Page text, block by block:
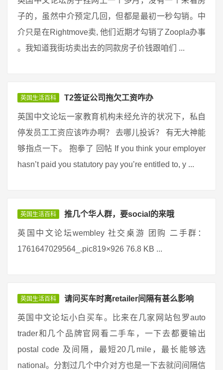
子的，虽然中介预定几回，但都是最初一秒勾销。中
介只是在Rightmove卖, 他们近期才勾销了Zoopla办事
。我知道我街坊卖出去的同款房子价钱跟咱们 ...
英国生活百科 T2签证公司拖欠工资咋办
英国中文论坛一家教育机构未经允许的状况下，私自
停发员工工资应该咋办啊？ 去哪儿投诉？ 有无大神能
够指点一下。 抱拳了 回帖 If you think your employer
hasn’t paid you statutory pay you’re entitled to, y ...
英国生活百科 推几个华人群，要social的来哦
英国中文论坛wembley 社交桌游 团购 二手群：
1761647029564_.pic819×926 76.8 KB ...
英国生活百科 请问买车时离retailer间隔有甚么影响
英国中文论坛小白买车。比来在几家网站包罗auto
trader和几个品牌官网看二手车，一下去都要输出
postal code 及间隔，最短20几mile，最长能够选
national。分割过几个中介对方也是一下去就问间隔信